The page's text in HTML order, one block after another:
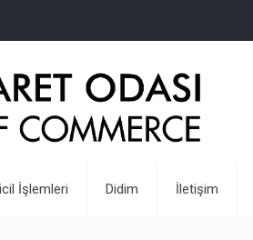
İşlemleri Didim İletişim